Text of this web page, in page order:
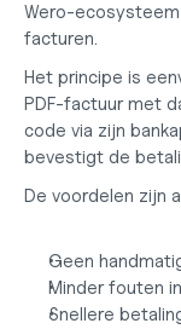
Wero-
facturen.
Het principe is
PDF-factuur met
code via zijn
bevestigt de
De voordelen zijn
Geen
Minder fouten
Snellere